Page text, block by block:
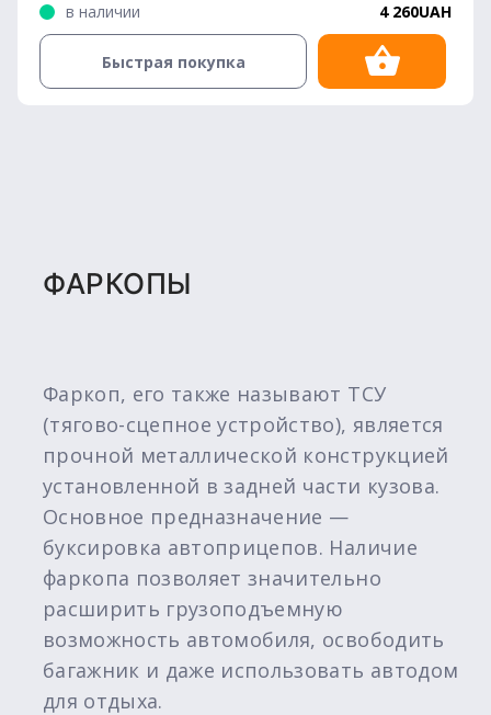
в наличии
4 260UAH
Быстрая покупка
ФАРКОПЫ
Фаркоп, его также называют ТСУ
(тягово-сцепное устройство), является
прочной металлической конструкцией
установленной в задней части кузова.
Основное предназначение —
буксировка автоприцепов. Наличие
фаркопа позволяет значительно
расширить грузоподъемную
возможность автомобиля, освободить
багажник и даже использовать автодом
для отдыха.